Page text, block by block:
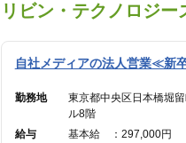
リビン・テクノロジー
自社メディアの法人営業≪新
勤務地
東京都中央区日本橋堀
ル8階
給与
基本給 ：297,000円